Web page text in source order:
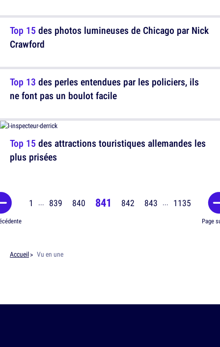
Top 13 des perles entendues par les policiers, ils
ne font pas un boulot facile
Top 15 des photos lumineuses de Chicago par Nick
Crawford
Top 15 des attractions touristiques allemandes les
plus prisées
1 ... 839 840 841 842 843 ... 1135
Page
Accueil Vu en une